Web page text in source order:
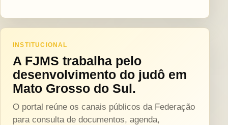
INSTITUCIONAL
A FJMS trabalha pelo
desenvolvimento do judô em
Mato Grosso do Sul.
O portal reúne os canais públicos da Federação
para consulta de documentos, agenda,